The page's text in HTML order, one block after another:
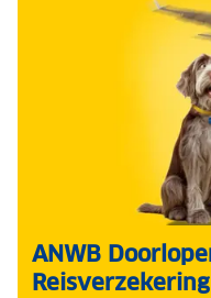
ANWB
Reisverzekering